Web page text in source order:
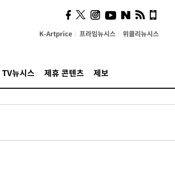
K-Artprice 프라임뉴시스 위클리뉴시스
TV뉴시스 제휴 콘텐츠 제보